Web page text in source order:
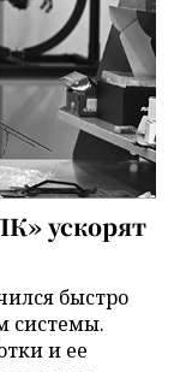
ускорят
быстро
системы.
и ее